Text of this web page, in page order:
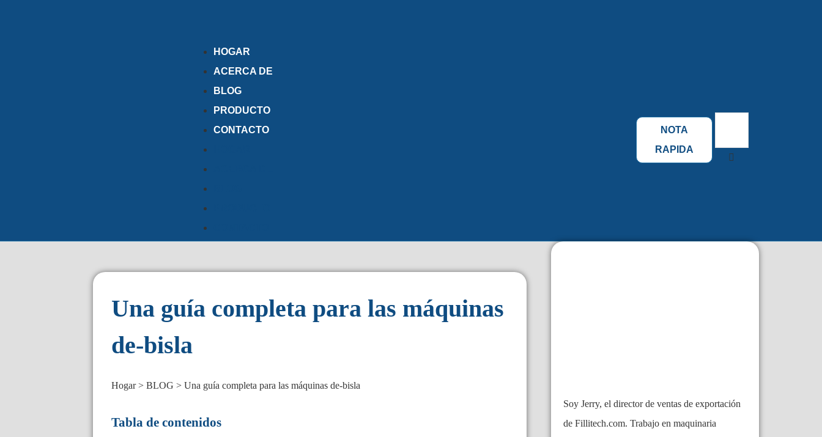
HOGAR
ACERCA DE
BLOG
PRODUCTO
CONTACTO
NOTA
RAPIDA
Una guía completa para las máquinas
de-bisla
Hogar BLOG Una guía completa para las máquinas de-bisla
Tabla de contenidos
Soy Jerry, el director de ventas de exportación
de Fillitech.com. Trabajo en maquinaria